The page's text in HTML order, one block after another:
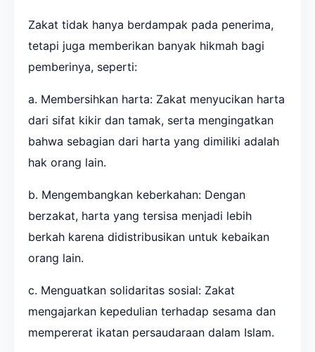
Zakat tidak hanya berdampak pada penerima,
tetapi juga memberikan banyak hikmah bagi
pemberinya, seperti:
a. Membersihkan harta: Zakat menyucikan harta
dari sifat kikir dan tamak, serta mengingatkan
bahwa sebagian dari harta yang dimiliki adalah
hak orang lain.
b. Mengembangkan keberkahan: Dengan
berzakat, harta yang tersisa menjadi lebih
berkah karena didistribusikan untuk kebaikan
orang lain.
c. Menguatkan solidaritas sosial: Zakat
mengajarkan kepedulian terhadap sesama dan
mempererat ikatan persaudaraan dalam Islam.